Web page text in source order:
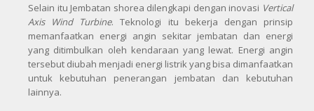
Selain itu Jembatan shorea dilengkapi dengan inovasi Vertical
Axis Wind Turbine. Teknologi itu bekerja dengan prinsip
memanfaatkan energi angin sekitar jembatan dan energi
yang ditimbulkan oleh kendaraan yang lewat. Energi angin
tersebut diubah menjadi energi listrik yang bisa dimanfaatkan
untuk kebutuhan penerangan jembatan dan kebutuhan
lainnya.